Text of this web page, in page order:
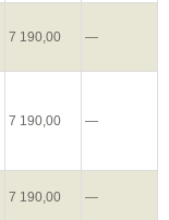
7 190,00 —
7 190,00 —
7 190,00 —